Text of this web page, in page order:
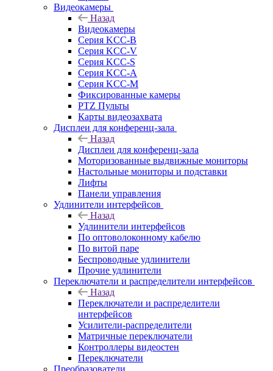
Видеокамеры
Назад
Видеокамеры
Серия KCC-B
Серия KCC-V
Серия KCC-S
Серия KCC-A
Серия KCC-M
Фиксированные камеры
PTZ Пульты
Карты видеозахвата
Дисплеи для конференц-зала
Назад
Дисплеи для конференц-зала
Моторизованные выдвижные мониторы
Настольные мониторы и подставки
Лифты
Панели управления
Удлинители интерфейсов
Назад
Удлинители интерфейсов
По оптоволоконному кабелю
По витой паре
Беспроводные удлинители
Прочие удлинители
Переключатели и распределители интерфейсов
Назад
Переключатели и распределители
интерфейсов
Усилители-распределители
Матричные переключатели
Контроллеры видеостен
Переключатели